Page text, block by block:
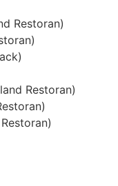
Restoran)
Restoran)